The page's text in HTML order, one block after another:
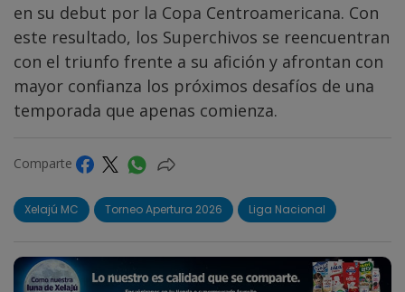
en su debut por la Copa Centroamericana. Con
este resultado, los Superchivos se reencuentran
con el triunfo frente a su afición y afrontan con
mayor confianza los próximos desafíos de una
temporada que apenas comienza.
Comparte
Xelajú MC Torneo Apertura 2026 Liga Nacional